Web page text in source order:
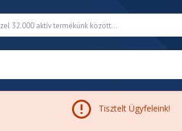
Tisztelt Ügyfeleink!